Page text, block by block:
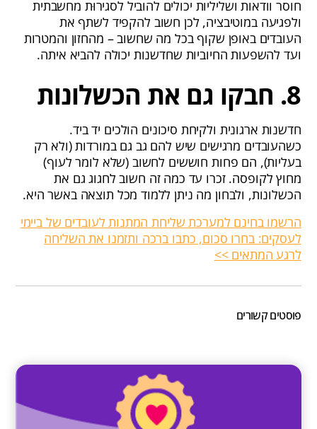
חוסר וודאות ושליליות יכולים להוביל לסגירוּת מחשבתית
ולפגיעה במוטיבציה, לכן חשוב להקפיד לשתף את
העובדים באופן שקוף בכל מה שחשוב – מהחזון והמטרות
ועד להשפעות החיוביות שחדשנות יכולה להביא איתה.
8. חבקו גם את הכשלונות
חדשנות ארגונית ולקיחת סיכונים הולכים יד ביד.
כשהעובדים מרגישים שיש להם גב גם במורדות (ולא רק
בעליות), הם פחות חוששים לחשוב (שלא לומר לעוף)
מחוץ לקופסה. זכרו עד כמה זה חשוב לחגוג גם את
הכשלונות, ולבחון מה ניתן ללמוד מכל תוצאה באשר היא.
הרשמו בחינם למערכת שליחת המתנות לעובדים של ביימי
לעסקים: בחרו סכום, כתבו ברכה ותזמנו את השליחה
לרגע המתאים >>
פוסטים קשורים